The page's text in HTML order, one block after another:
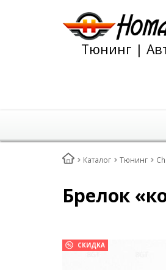
Тюнинг |
Каталог Тюнинг
Брелок
СКИДКА